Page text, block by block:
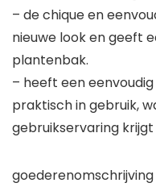
– de chique en
nieuwe look en geeft
plantenbak.
– heeft een
praktisch in gebruik,
gebruikservaring
goederenomschrijving